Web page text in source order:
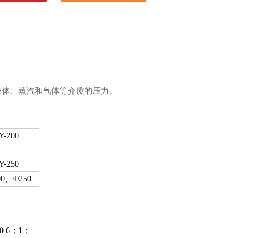
、蒸汽和气体等介质的压力。
200
250
、 Φ250
0.6； 1 ；